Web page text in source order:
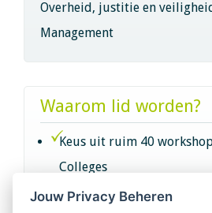
Overheid, justitie en
Management
Waarom lid worden?
Keus uit ruim 40
Colleges
Intervisie met
Jouw Privacy Beheren